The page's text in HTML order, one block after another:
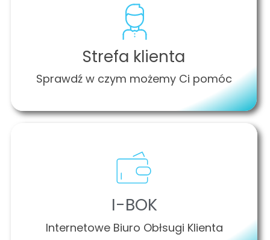
Strefa klienta
Sprawdź w czym możemy Ci pomóc
I-BOK
Internetowe Biuro Obłsugi Klienta